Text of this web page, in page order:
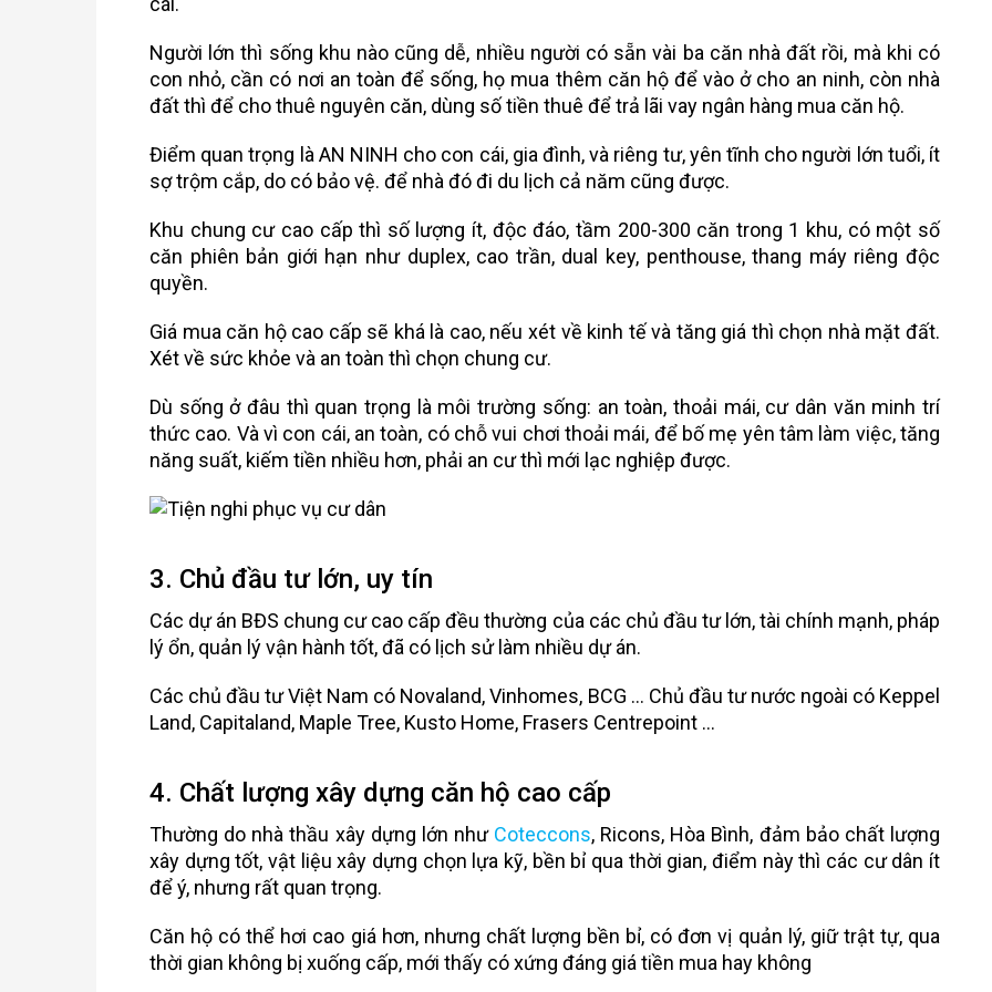
Người lớn thì sống khu nào cũng dễ, nhiều người có sẵn vài ba căn nhà đất rồi, mà khi có
con nhỏ, cần có nơi an toàn để sống, họ mua thêm căn hộ để vào ở cho an ninh, còn nhà
đất thì để cho thuê nguyên căn, dùng số tiền thuê để trả lãi vay ngân hàng mua căn hộ.
Điểm quan trọng là AN NINH cho con cái, gia đình, và riêng tư, yên tĩnh cho người lớn tuổi, ít
sợ trộm cắp, do có bảo vệ. để nhà đó đi du lịch cả năm cũng được.
Khu chung cư cao cấp thì số lượng ít, độc đáo, tầm 200-300 căn trong 1 khu, có một số
căn phiên bản giới hạn như duplex, cao trần, dual key, penthouse, thang máy riêng độc
quyền.
Giá mua căn hộ cao cấp sẽ khá là cao, nếu xét về kinh tế và tăng giá thì chọn nhà mặt đất.
Xét về sức khỏe và an toàn thì chọn chung cư.
Dù sống ở đâu thì quan trọng là môi trường sống: an toàn, thoải mái, cư dân văn minh trí
thức cao. Và vì con cái, an toàn, có chỗ vui chơi thoải mái, để bố mẹ yên tâm làm việc, tăng
năng suất, kiếm tiền nhiều hơn, phải an cư thì mới lạc nghiệp được.
3. Chủ đầu tư lớn, uy tín
Các dự án BĐS chung cư cao cấp đều thường của các chủ đầu tư lớn, tài chính mạnh, pháp
lý ổn, quản lý vận hành tốt, đã có lịch sử làm nhiều dự án.
Các chủ đầu tư Việt Nam có Novaland, Vinhomes, BCG … Chủ đầu tư nước ngoài có Keppel
Land, Capitaland, Maple Tree, Kusto Home, Frasers Centrepoint …
4. Chất lượng xây dựng căn hộ cao cấp
Thường do nhà thầu xây dựng lớn như Coteccons, Ricons, Hòa Bình, đảm bảo chất lượng
xây dựng tốt, vật liệu xây dựng chọn lựa kỹ, bền bỉ qua thời gian, điểm này thì các cư dân ít
để ý, nhưng rất quan trọng.
Căn hộ có thể hơi cao giá hơn, nhưng chất lượng bền bỉ, có đơn vị quản lý, giữ trật tự, qua
thời gian không bị xuống cấp, mới thấy có xứng đáng giá tiền mua hay không